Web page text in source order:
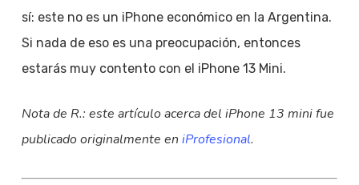
sí: este no es un iPhone económico en la Argentina.
Si nada de eso es una preocupación, entonces
estarás muy contento con el iPhone 13 Mini.
Nota de R.: este artículo acerca del iPhone 13 mini fue
publicado originalmente en iProfesional.